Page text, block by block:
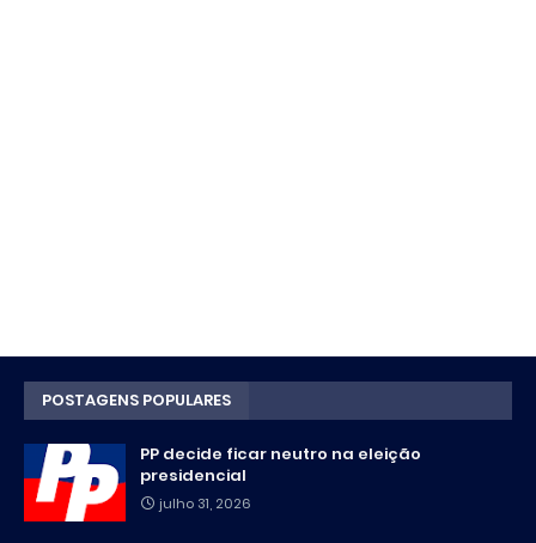
POSTAGENS POPULARES
PP decide ficar neutro na eleição
presidencial
julho 31, 2026